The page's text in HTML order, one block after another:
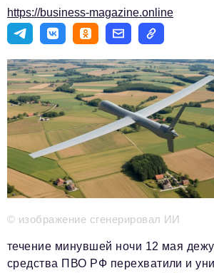
Туризм
Импортозамещение
Мероприятия
Авторские материалы
Видео
Телефон редакции:+7 495 727-01-67
Электронные почты редакции:
Информационный отдел
Отдел рекламы
https://business-magazine.online
© изображение сгенерировал ИИ
течение минувшей ночи 12 мая
средства ПВО РФ перехватили и